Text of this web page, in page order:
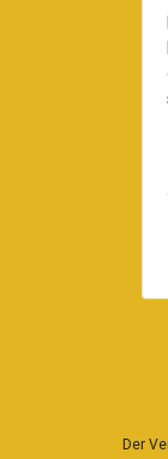
Der